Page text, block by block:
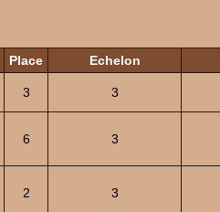
Place Echelon
3 3
6 3
2 3